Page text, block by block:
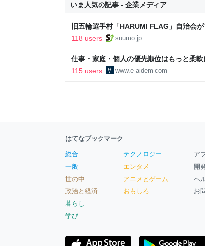
いま人気の記事 - 企業メディア
旧五輪選手村「HARUMI FLAG」自治会
ルで挑む、盆踊り2万人集客や交通改善な
118 users suumo.jp
仕事・家庭・個人の優先順位はもっと柔
後の自分に伝えたいこと - りっすん by イ
115 users www.e-aidem.com
はてなブックマーク
総合
一般
世の中
政治と経済
暮らし
学び
テクノロジー
エンタメ
アニメとゲーム
おもしろ
ア
開
ヘ
お